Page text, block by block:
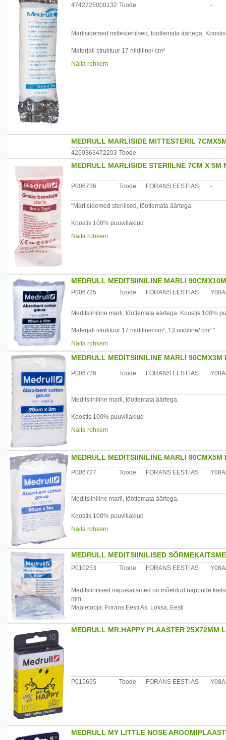
4742225000132 Toode -
Marlisidemed mittesteriilsed, töötlemata äärtega.
Materjali struktuur 17 niidiline/ cm²
Maaletooja: Forans Eesti, Posti 23, Loksa 74805
Näita rohkem
MEDRULL MARLISIDE MITTESTERIL
4260363472203 Toode -
MEDRULL MARLISIDE STERIILNE 7CM X 5M
P006736 Toode FORANS EESTI AS -
"Marlisidemed steriilsed, töötlemata äärtega.
Koostis 100% puuvillakiud
Materjali struktuur 17 niidiline/ cm²
Näita rohkem
MEDRULL MEDITSIINILINE MARLI
P006725 Toode FORANS EESTI AS
Meditsiiniline marli, töötlemata äärtega. Koostis 100%
Materjali struktuur 17 niidiline/ cm², 13 niidiline/ cm² "
Maaletooja: Forans Eesti, Posti 23 , Loksa
Näita rohkem
MEDRULL MEDITSIINILINE MARLI 90CMX3M
P006726 Toode FORANS EESTI AS
Meditsiiniline marli, töötlemata äärtega.
Koostis 100% puuvillakiud
Materjali struktuur 17 niidiline/ cm², 13 niidiline/ cm² "
Maaletooja: Forans Eesti, Posti 23 , Loksa
Näita rohkem
MEDRULL MEDITSIINILINE MARLI 90CMX5M
P006727 Toode FORANS EESTI AS
Meditsiiniline marli, töötlemata äärtega.
Koostis 100% puuvillakiud
Materjali struktuur 17 niidiline/ cm², 13 niidiline/ cm² "
Maaletooja: Forans Eesti, Posti 23 , Loksa
Näita rohkem
MEDRULL MEDITSIINILISED
P010253 Toode FORANS EESTI AS
Meditsiinilised näpukaitsmed on mõeldud näppude
mm.
Maaletooja: Forans Eesti As, Loksa, Eesti
MEDRULL MR.HAPPY PLAASTER 25X72MM
P015695 Toode FORANS EESTI AS
MEDRULL MY LITTLE NOSE